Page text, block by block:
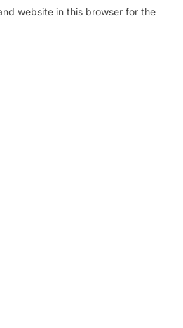
website in this browser for the